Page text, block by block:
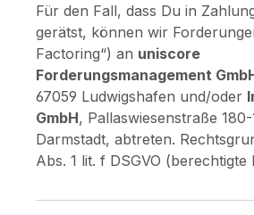
Für den Fall, dass Du in
gerätst, können wir
Factoring“) an uniscore
Forderungsmanagement
67059 Ludwigshafen und/oder
GmbH, Pallaswiesenstraße
Darmstadt, abtreten.
Abs. 1 lit. f DSGVO (berechtigte